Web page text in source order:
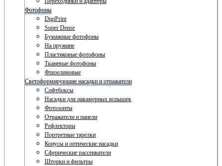
Фотофоны
DigiPrint
Super Dense
Бумажные фотофоны
На пружине
Пластиковые фотофоны
Тканевые фотофоны
Флизелиновые
Светоформирующие насадки и отражатели
Софтбоксы
Насадки для накамерных вспышек
Фотозонты
Отражатели и панели
Рефлекторы
Портретные тарелки
Конусы и оптические насадки
Сферические рассеиватели
Шторки и фильтры